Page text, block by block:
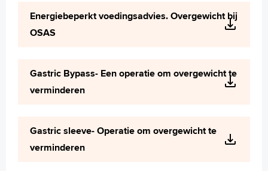
Zoeken
Polski
Türkçe
Energiebeperkt voedingsadvies. Overgewicht bij
OSAS
Gastric Bypass- Een operatie om overgewicht te
verminderen
Gastric sleeve- Operatie om overgewicht te
verminderen